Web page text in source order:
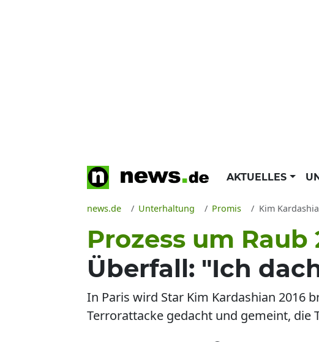
AKTUELLES
news.de Unterhaltung Promis Kim
Prozess um Raub
Überfall: "Ich
In Paris wird Star Kim Kardashian 2016
Terrorattacke gedacht und gemeint, die